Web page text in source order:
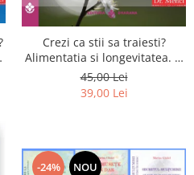
Crezi ca stii sa traiesti?
Alimentatia si longevitatea. O
noua abordare holistica
45,00 Lei
39,00 Lei
-24% NOU